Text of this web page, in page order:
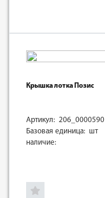
Крышка лотка Позис
Артикул: 206_0000590
Базовая единица: шт
наличие: